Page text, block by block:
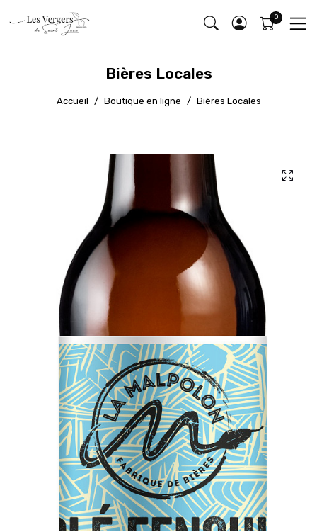
Bières Locales
Accueil Boutique en ligne Bières Locales